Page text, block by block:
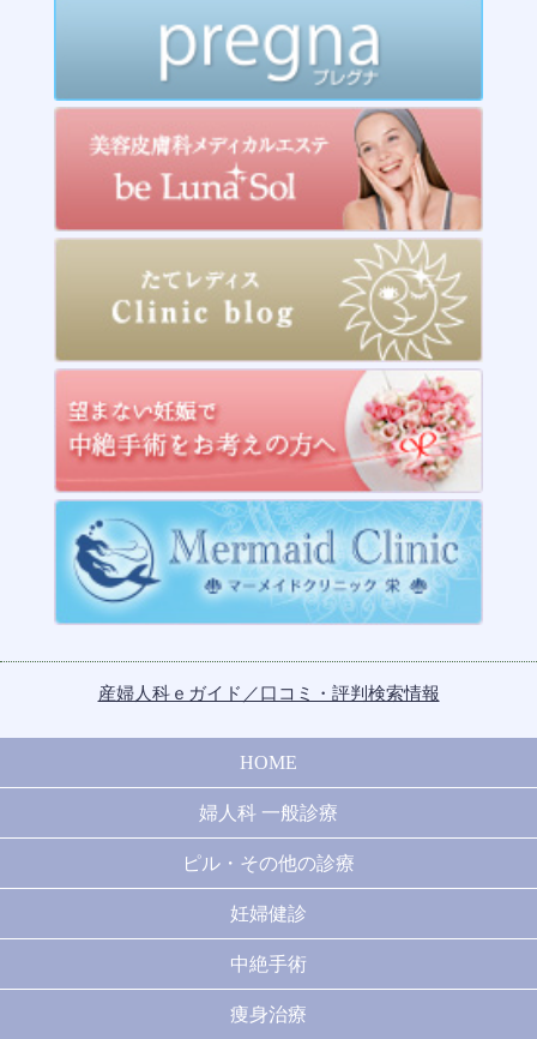
2014年12月
2014年8月
2014年7月
2014年6月
2014年5月
2014年3月産婦人科ｅガイド／口コミ・評判検索情報
HOME
婦人科 一般診療
ピル・その他の診療
妊婦健診
中絶手術
痩身治療